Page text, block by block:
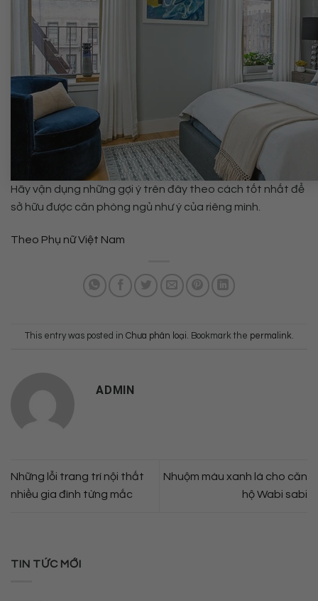
Hãy vận dụng những gợi ý trên đây theo cách tốt nhất để
sở hữu được căn phòng ngủ như ý của riêng mình.
Theo Phụ nữ Việt Nam
This entry was posted in Chưa phân loại . Bookmark the permalink
ADMIN
Những lỗi trang trí nội thất
nhiều gia đình từng mắc
Nhuộm màu xanh lá cho căn
hộ Wabi sabi
TIN TỨC MỚI